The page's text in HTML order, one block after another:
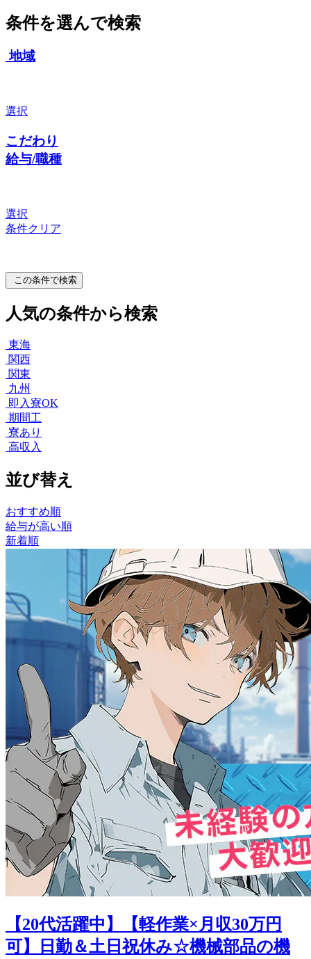
条件を選んで検索
地域
選択
こだわり
給与/職種
選択
条件クリア
この条件で検索
人気の条件から検索
東海
関西
関東
九州
即入寮OK
期間工
寮あり
高収入
並び替え
おすすめ順
給与が高い順
新着順
【20代活躍中】【軽作業×月収30万円
可】日勤＆土日祝休み☆機械部品の機